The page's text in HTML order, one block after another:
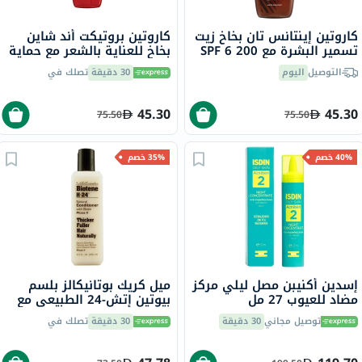
كاروتين إينتانس تان بخاخ زيت
تسمير البشرة مع SPF 6 200
ملالتوصيل اليوم
45.30
75.50
كاروتين بروتيكت أند شاين
بخاخ للعناية بالشعر مع حماية
من الأشعة فوق البنفسجية
150 مل 30 دقيقة تصلك في
45.30
75.50
40% خصم
إسدين أكنيبن مصل ليلي مركز
مضاد للعيوب 27 مل
توصيل مجاني30 دقيقة
35% خصم
ميل كريك بوتانيكالز بلسم
بيوتين إتش-24 الطبيعي مع
البيوتين المرحلة الثانية 250
مل 30 دقيقة تصلك في